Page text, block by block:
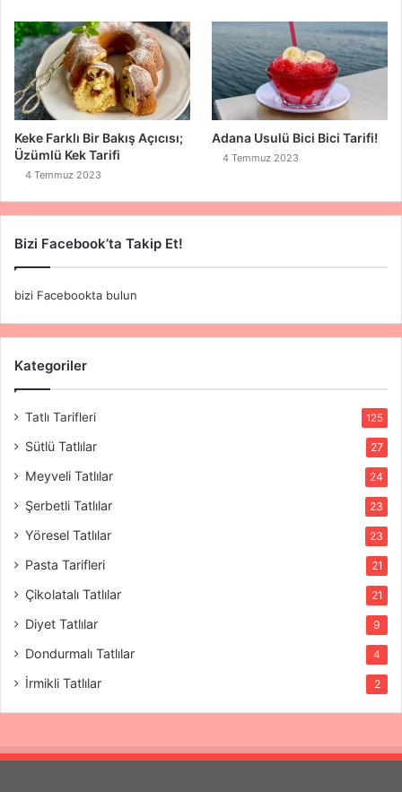
Keke Farklı Bir Bakış Açıcısı;
Üzümlü Kek Tarifi
4 Temmuz 2023
Adana Usulü Bici Bici Tarifi!
4 Temmuz 2023
Bizi Facebook’ta Takip Et!
bizi Facebookta bulun
Kategoriler
Tatlı Tarifleri 125
Sütlü Tatlılar 27
Meyveli Tatlılar 24
Şerbetli Tatlılar 23
Yöresel Tatlılar 23
Pasta Tarifleri 21
Çikolatalı Tatlılar 21
Diyet Tatlılar 9
Dondurmalı Tatlılar 4
İrmikli Tatlılar 2